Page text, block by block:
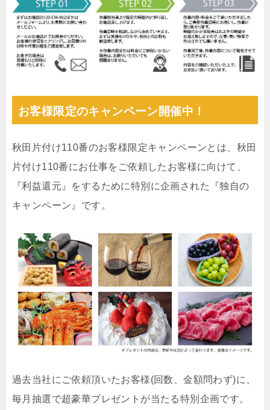
お客様限定のキャンペーン開催中！
秋田片付け110番のお客様限定キャンペーンとは、秋田
片付け110番にお仕事をご依頼したお客様に向けて、
『利益還元』をするために特別に企画された『独自の
キャンペーン』です。
過去当社にご依頼頂いたお客様(回数、金額問わず)に、
毎月抽選で超豪華プレゼントが当たる特別企画です。